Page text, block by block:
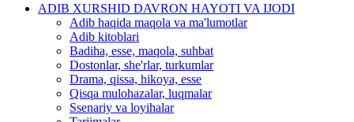
ADIB XURSHID DAVRON HAYOTI VA IJODI
Adib haqida maqola va ma'lumotlar
Adib kitoblari
Badiha, esse, maqola, suhbat
Dostonlar, she'rlar, turkumlar
Drama, qissa, hikoya, esse
Qisqa mulohazalar, luqmalar
Ssenariy va loyihalar